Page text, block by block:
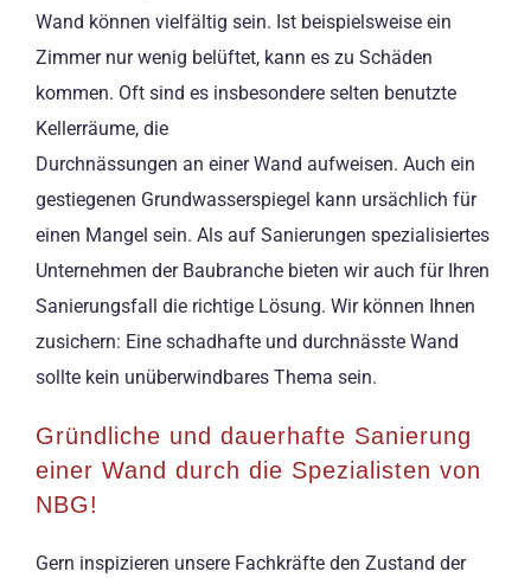
Wand können vielfältig sein. Ist beispielsweise ein
Zimmer nur wenig belüftet, kann es zu Schäden
kommen. Oft sind es insbesondere selten benutzte
Kellerräume, die
Durchnässungen an einer Wand aufweisen. Auch ein
gestiegenen Grundwasserspiegel kann ursächlich für
einen Mangel sein. Als auf Sanierungen spezialisiertes
Unternehmen der Baubranche bieten wir auch für Ihren
Sanierungsfall die richtige Lösung. Wir können Ihnen
zusichern: Eine schadhafte und durchnässte Wand
sollte kein unüberwindbares Thema sein.
Gründliche und dauerhafte Sanierung
einer Wand durch die Spezialisten von
NBG!
Gern inspizieren unsere Fachkräfte den Zustand der